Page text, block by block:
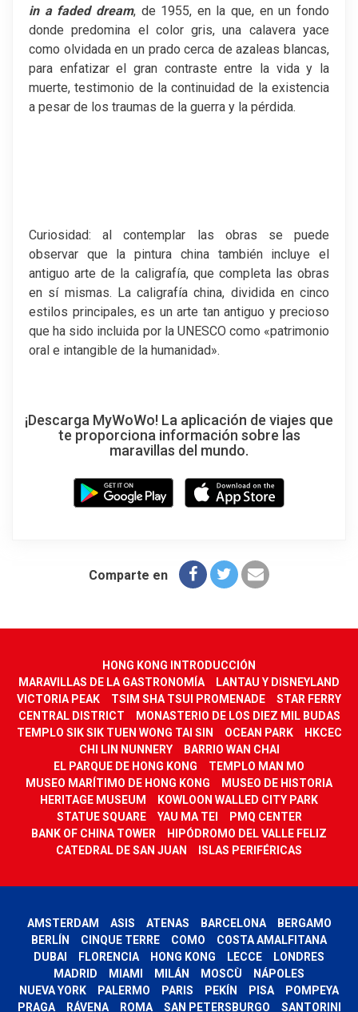
in a faded dream, de 1955, en la que, en un fondo
donde predomina el color gris, una calavera yace
como olvidada en un prado cerca de azaleas blancas,
para enfatizar el gran contraste entre la vida y la
muerte, testimonio de la continuidad de la existencia
a pesar de los traumas de la guerra y la pérdida.
Curiosidad: al contemplar las obras se puede
observar que la pintura china también incluye el
antiguo arte de la caligrafía, que completa las obras
en sí mismas. La caligrafía china, dividida en cinco
estilos principales, es un arte tan antiguo y precioso
que ha sido incluida por la UNESCO como «patrimonio
oral e intangible de la humanidad».
¡Descarga MyWoWo! La aplicación de viajes que
te proporciona información sobre las
maravillas del mundo.
Comparte en
HONG KONG INTRODUCCIÓN
MARAVILLAS DE LA GASTRONOMÍA
LANTAU Y DISNEYLAND
VICTORIA PEAK
TSIM SHA TSUI PROMENADE
STAR FERRY
CENTRAL DISTRICT
MONASTERIO DE LOS DIEZ MIL BUDAS
TEMPLO SIK SIK TUEN WONG TAI SIN
OCEAN PARK
HKCEC
CHI LIN NUNNERY
BARRIO WAN CHAI
EL PARQUE DE HONG KONG
TEMPLO MAN MO
MUSEO MARÍTIMO DE HONG KONG
MUSEO DE HISTORIA
HERITAGE MUSEUM
KOWLOON WALLED CITY PARK
STATUE SQUARE
YAU MA TEI
PMQ CENTER
BANK OF CHINA TOWER
HIPÓDROMO DEL VALLE FELIZ
CATEDRAL DE SAN JUAN
ISLAS PERIFÉRICAS
AMSTERDAM ASIS ATENAS BARCELONA
BERGAMO
BERLÍN
CINQUE TERRE COMO
COSTA AMALFITANA
DUBAI
FLORENCIA HONG KONG LECCE
LONDRES
MADRID
MIAMI MILÁN MOSCÙ
NÁPOLES
NUEVA YORK
PALERMO PARIS PEKÍN PISA
POMPEYA
PRAGA
RÁVENA ROMA SAN PETERSBURGO SANTORINI